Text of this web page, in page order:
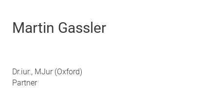
Martin Gassler
Dr.iur., MJur (Oxford)
Partner